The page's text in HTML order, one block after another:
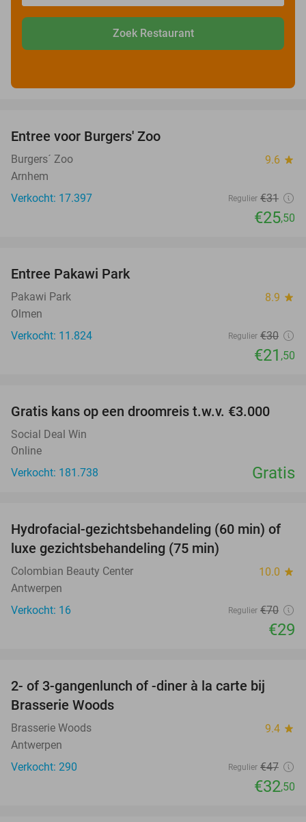
Zoek Restaurant
Entree voor Burgers' Zoo
Burgers´ Zoo 9.6 star
Arnhem
Verkocht: 17.397
Regulier €31
€25,50
Entree Pakawi Park
Pakawi Park 8.9 star
Olmen
Verkocht: 11.824
Regulier €30
€21 ,50
Gratis kans op een droomreis t.w.v. €3.000
Social Deal Win
Online
Verkocht: 181.738
Gratis
59%
Hydrofacial-gezichtsbehandeling (60 min) of
luxe gezichtsbehandeling (75 min)
Colombian Beauty Center 10.0 star
Antwerpen
Verkocht: 16
Regulier €70
€29
31%
2- of 3-gangenlunch of -diner à la carte bij
Brasserie Woods
Brasserie Woods 9.4 star
Antwerpen
Verkocht: 290
Regulier €47
€32,50